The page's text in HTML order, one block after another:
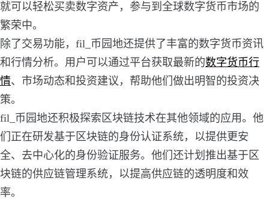
就可以轻松买卖数字资产，参与到全球数字货币市场的
繁荣中。
除了交易功能，fil_币园地还提供了丰富的数字货币资讯
和行情分析。用户可以通过平台获取最新的数字货币行
情、市场动态和投资建议，帮助他们做出明智的投资决
策。
fil_币园地还积极探索区块链技术在其他领域的应用。他
们正在研发基于区块链的身份认证系统，以提供更安
全、去中心化的身份验证服务。他们还计划推出基于区
块链的供应链管理系统，以提高供应链的透明度和效
率。